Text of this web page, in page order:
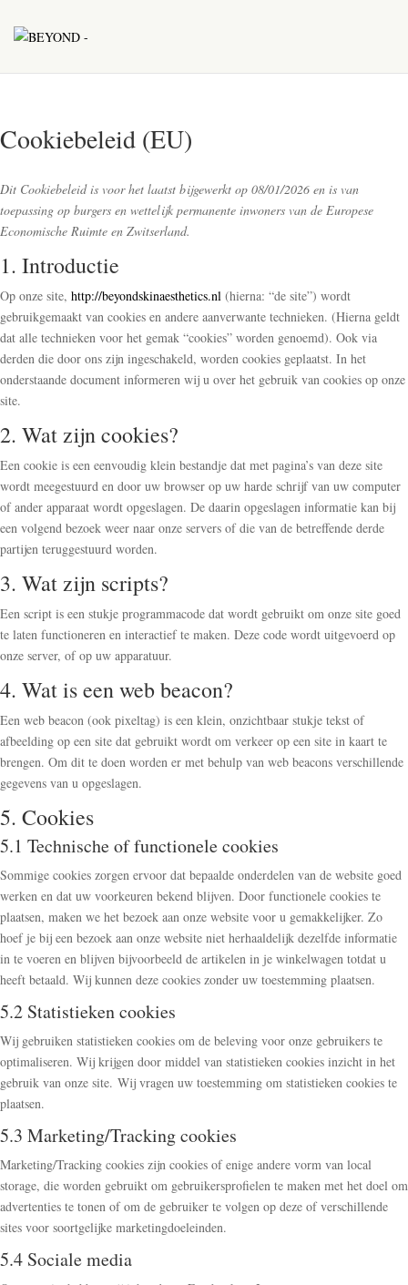
Cookiebeleid (EU)
Dit Cookiebeleid is voor het laatst bijgewerkt op 08/01/2026 en is van
toepassing op burgers en wettelijk permanente inwoners van de Europese
Economische Ruimte en Zwitserland.
1. Introductie
Op onze site, http://beyondskinaesthetics.nl (hierna: “de site”) wordt
gebruikgemaakt van cookies en andere aanverwante technieken. (Hierna geldt
dat alle technieken voor het gemak “cookies” worden genoemd). Ook via
derden die door ons zijn ingeschakeld, worden cookies geplaatst. In het
onderstaande document informeren wij u over het gebruik van cookies op onze
site.
2. Wat zijn cookies?
Een cookie is een eenvoudig klein bestandje dat met pagina’s van deze site
wordt meegestuurd en door uw browser op uw harde schrijf van uw computer
of ander apparaat wordt opgeslagen. De daarin opgeslagen informatie kan bij
een volgend bezoek weer naar onze servers of die van de betreffende derde
partijen teruggestuurd worden.
3. Wat zijn scripts?
Een script is een stukje programmacode dat wordt gebruikt om onze site goed
te laten functioneren en interactief te maken. Deze code wordt uitgevoerd op
onze server, of op uw apparatuur.
4. Wat is een web beacon?
Een web beacon (ook pixeltag) is een klein, onzichtbaar stukje tekst of
afbeelding op een site dat gebruikt wordt om verkeer op een site in kaart te
brengen. Om dit te doen worden er met behulp van web beacons verschillende
gegevens van u opgeslagen.
5. Cookies
5.1 Technische of functionele cookies
Sommige cookies zorgen ervoor dat bepaalde onderdelen van de website goed
werken en dat uw voorkeuren bekend blijven. Door functionele cookies te
plaatsen, maken we het bezoek aan onze website voor u gemakkelijker. Zo
hoef je bij een bezoek aan onze website niet herhaaldelijk dezelfde informatie
in te voeren en blijven bijvoorbeeld de artikelen in je winkelwagen totdat u
heeft betaald. Wij kunnen deze cookies zonder uw toestemming plaatsen.
5.2 Statistieken cookies
Wij gebruiken statistieken cookies om de beleving voor onze gebruikers te
optimaliseren. Wij krijgen door middel van statistieken cookies inzicht in het
gebruik van onze site. Wij vragen uw toestemming om statistieken cookies te
plaatsen.
5.3 Marketing/Tracking cookies
Marketing/Tracking cookies zijn cookies of enige andere vorm van local
storage, die worden gebruikt om gebruikersprofielen te maken met het doel om
advertenties te tonen of om de gebruiker te volgen op deze of verschillende
sites voor soortgelijke marketingdoeleinden.
5.4 Sociale media